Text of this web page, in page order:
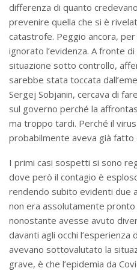
differenza di quanto
prevenire quella che si è
catastrofe. Peggio ancora,
ignorato l’evidenza. A fronte
situazione sotto controllo,
sarebbe stata toccata
Sergej Sobjanin, cercava di
sul governo perché la
ma troppo tardi. Perché il virus
probabilmente aveva già fatto
I primi casi sospetti si sono
dove però il contagio è
rendendo subito evidenti due
non era assolutamente
nonostante avesse avuto
davanti agli occhi
avevano sottovalutato la
grave, è che l’epidemia da